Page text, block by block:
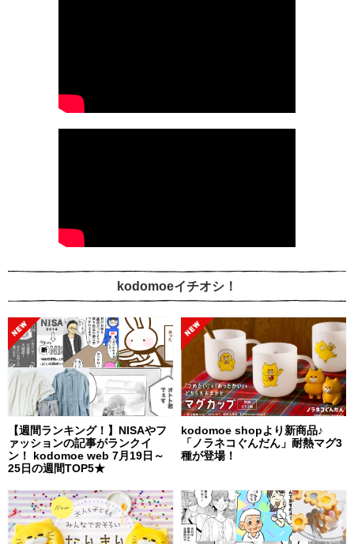
kodomoeイチオシ！
【週間ランキング！】NISAやフ
ァッションの記事がランクイ
ン！ kodomoe web 7月19日～
25日の週間TOP5★
kodomoe shopより新商品♪
「ノラネコぐんだん」耐熱マグ3
種が登場！